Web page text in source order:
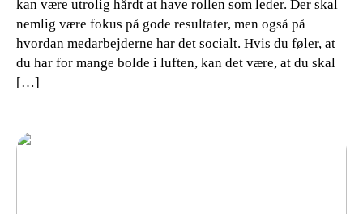
kan være utrolig hårdt at have rollen som leder. Der skal
nemlig være fokus på gode resultater, men også på
hvordan medarbejderne har det socialt. Hvis du føler, at
du har for mange bolde i luften, kan det være, at du skal
[…]